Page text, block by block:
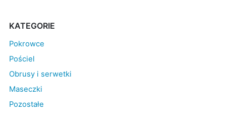
KATEGORIE
Pokrowce
Pościel
Obrusy i serwetki
Maseczki
Pozostałe